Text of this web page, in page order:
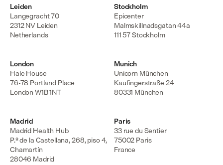
Leiden
Langegracht 70
2312 NV Leiden
Netherlands
Stockholm
Epicenter
Malmskillnadsgatan 44a
111 57 Stockholm
London
Hale House
76-78 Portland Place
London W1B 1NT
Munich
Unicorn München
Kaufingerstraße 24
80331 München
Madrid
Madrid Health Hub
P.º de la Castellana, 268, piso 4,
Chamartín
28046 Madrid
Paris
33 rue du Sentier
75002 Paris
France